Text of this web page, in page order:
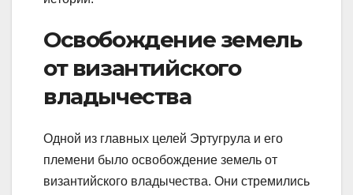
Освобождение земель
от византийского
владычества
Одной из главных целей Эртугрула и его
племени было освобождение земель от
византийского владычества. Они стремились